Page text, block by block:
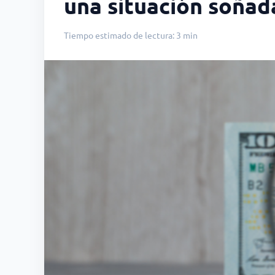
una situación
Tiempo estimado de lectura: 3 min